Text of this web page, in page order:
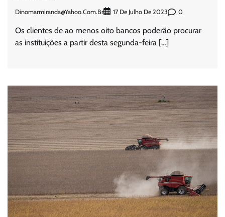
Dinomarmiranda@yahoo.com.br 17 De Julho De 2023 0
Os clientes de ao menos oito bancos poderão procurar
as instituições a partir desta segunda-feira […]